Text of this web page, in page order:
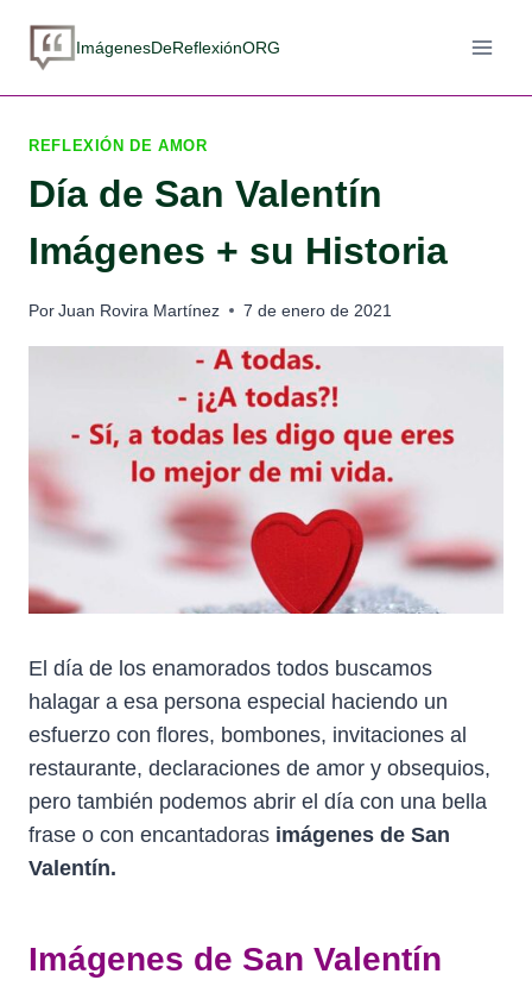
ImágenesDeReflexiónORG
REFLEXIÓN DE AMOR
Día de San Valentín
Imágenes + su Historia
PorJuan Rovira Martínez 7 de enero de 2021
El día de los enamorados todos buscamos
halagar a esa persona especial haciendo un
esfuerzo con flores, bombones, invitaciones al
restaurante, declaraciones de amor y obsequios,
pero también podemos abrir el día con una bella
frase o con encantadoras imágenes de San
Valentín.
Imágenes de San Valentín